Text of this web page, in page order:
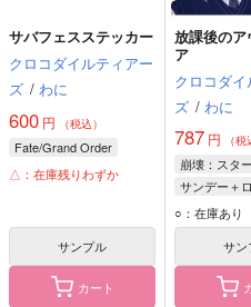
サバフェスステッカー
クロコダイルティアー
ズ / わに
600 円 （税込）
Fate/Grand Order
△：在庫残りわずか
サンプル
カート
放課後のア
ア
クロコダ
ズ / わに
787 円 （税
崩壊：スタ
サンデー＋
ロビン
サ
○：在庫あり
サン